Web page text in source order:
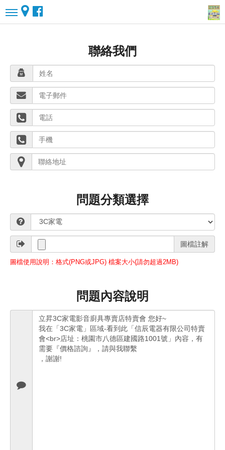
聯絡我們
問題分類選擇
圖檔註解
圖檔使用說明：格式(PNG或JPG) 檔案大小(請勿超過2MB)
問題內容說明